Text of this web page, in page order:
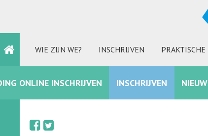
WIE ZIJN WE? INSCHRIJVEN
FACEBOOK INSTAGRAM
ONLINE INSCHRIJVEN INSCHRIJVEN